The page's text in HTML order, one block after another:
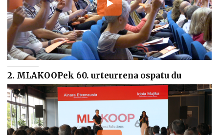
2. MLAKOOPek 60. urteurrena ospatu du